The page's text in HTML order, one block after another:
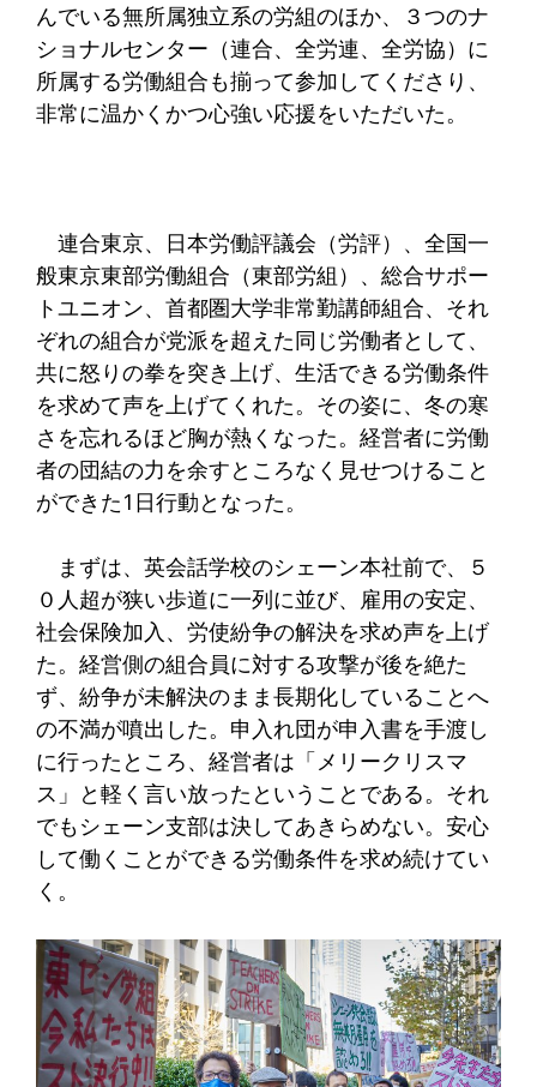
んでいる無所属独立系の労組のほか、３つのナ
ショナルセンター（連合、全労連、全労協）に
所属する労働組合も揃って参加してくださり、
非常に温かくかつ心強い応援をいただいた。
連合東京、日本労働評議会（労評）、全国一
般東京東部労働組合（東部労組）、総合サポー
トユニオン、首都圏大学非常勤講師組合、それ
ぞれの組合が党派を超えた同じ労働者として、
共に怒りの拳を突き上げ、生活できる労働条件
を求めて声を上げてくれた。その姿に、冬の寒
さを忘れるほど胸が熱くなった。経営者に労働
者の団結の力を余すところなく見せつけること
ができた1日行動となった。
まずは、英会話学校のシェーン本社前で、５
０人超が狭い歩道に一列に並び、雇用の安定、
社会保険加入、労使紛争の解決を求め声を上げ
た。経営側の組合員に対する攻撃が後を絶た
ず、紛争が未解決のまま長期化していることへ
の不満が噴出した。申入れ団が申入書を手渡し
に行ったところ、経営者は「メリークリスマ
ス」と軽く言い放ったということである。それ
でもシェーン支部は決してあきらめない。安心
して働くことができる労働条件を求め続けてい
く。